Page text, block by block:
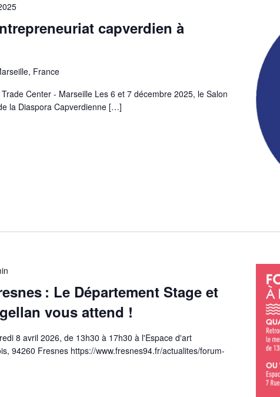
capverdien à
France
Center - Marseille Les 6 et 7 décembre 2025, le Salon
la Diaspora Capverdienne[…]
: Le Département Stage et
vous attend !
8 avril 2026, de 13h30 à 17h30 à l'Espace d'art
94260 Fresnes https://www.fresnes94.fr/actualites/forum-